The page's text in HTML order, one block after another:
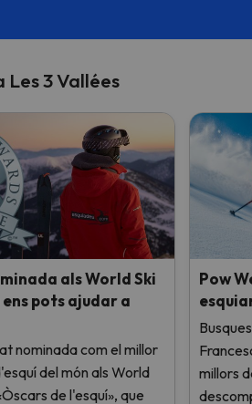
3 Vallées
als World Ski
pots ajudar a
nominada com el millor
del món als World
de l'esquí», que
Pow
millors